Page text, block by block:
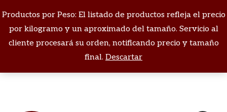
Productos por Peso: El listado de productos refleja el precio
por kilogramo y un aproximado del tamaño. Servicio al
cliente procesará su orden, notificando precio y tamaño
final. Descartar
Buscar:
Estás aquí: